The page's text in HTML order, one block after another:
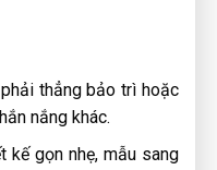
thẳng bảo trì hoặc
nắng khác.
kế gọn nhẹ, mẫu sang